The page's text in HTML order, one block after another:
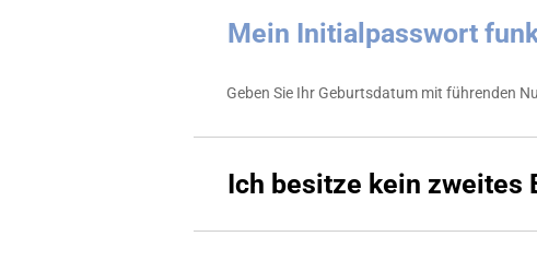
Mein Initialpasswort
Geben Sie Ihr Geburtsdatum mit führenden
Ich besitze kein zweites